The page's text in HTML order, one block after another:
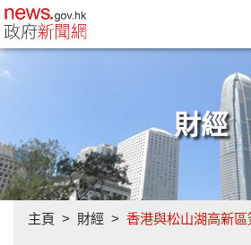
政府新聞網主頁
財經
主頁 財經 香港與松山湖高新